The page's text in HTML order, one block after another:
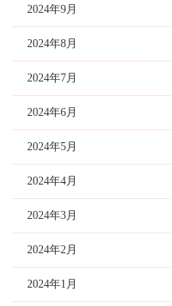
2024年9月
2024年8月
2024年7月
2024年6月
2024年5月
2024年4月
2024年3月
2024年2月
2024年1月